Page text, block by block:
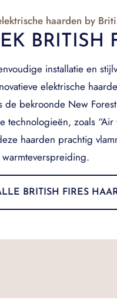
haarden by
BRITISH
installatie en
elektrische
de bekroonde New
technologieën, zoals “Air
haarden prachtig
BRITISH FIRES